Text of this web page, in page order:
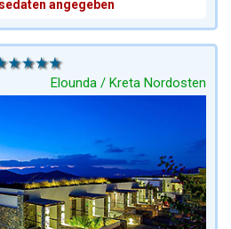
angegeben
Elounda / Kreta Nordosten